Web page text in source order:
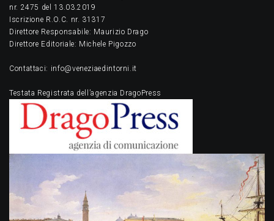
nr. 2475 del 13.03.2019
Iscrizione R.O.C. nr. 31317
Direttore Responsabile: Maurizio Drago
Direttore Editoriale: Michele Pigozzo
Contattaci: info@veneziaedintorni.it
Testata Registrata dell’agenzia DragoPress